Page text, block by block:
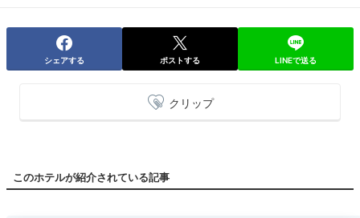
シェアする ポストする LINEで送る
クリップ
このホテルが紹介されている記事